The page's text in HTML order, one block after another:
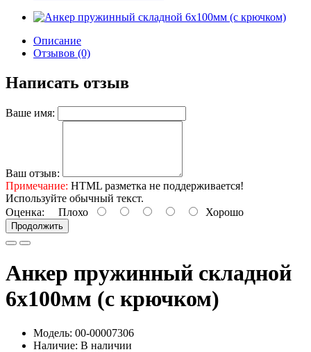
Описание
Отзывов (0)
Написать отзыв
Ваше имя:
Ваш отзыв:
Примечание: HTML разметка не поддерживается!
Используйте обычный текст.
Оценка: Плохо Хорошо
Продолжить
Анкер пружинный складной
6х100мм (с крючком)
Модель: 00-00007306
Наличие: В наличии